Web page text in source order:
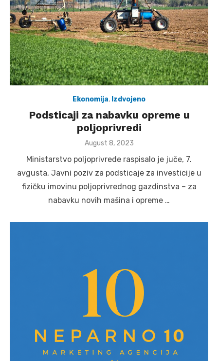
Ekonomija, Izdvojeno
Podsticaji za nabavku opreme u
poljoprivredi
Posted
August 8, 2023
Ministarstvo poljoprivrede raspisalo je juče, 7.
avgusta, Javni poziv za podsticaje za investicije u
fizičku imovinu poljoprivrednog gazdinstva – za
nabavku novih mašina i opreme …